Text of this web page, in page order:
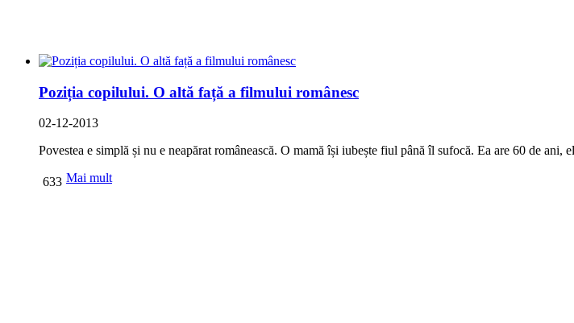
Poziția copilului. O altă față a filmului românesc
02-12-2013
Povestea e simplă și nu e neapărat românească. O mamă își iubește fiul până îl sufocă. Ea are 60 de ani,
Mai mult
633